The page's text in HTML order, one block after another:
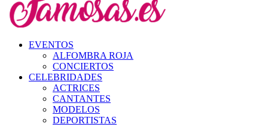
EVENTOS
ALFOMBRA ROJA
CONCIERTOS
CELEBRIDADES
ACTRICES
CANTANTES
MODELOS
DEPORTISTAS